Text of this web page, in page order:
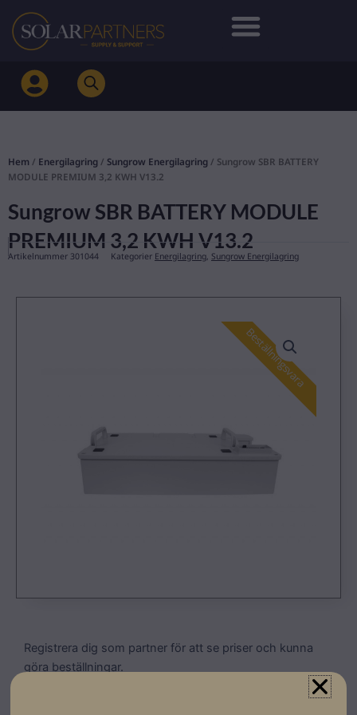
Hoppa
innehåll
Hem / Energilagring / Sungrow Energilagring / Sungrow SBR BATTERY
MODULE PREMIUM 3,2 KWH V13.2
Sungrow SBR BATTERY MODULE
PREMIUM 3,2 KWH V13.2
Artikelnummer 301044 Kategorier Energilagring, Sungrow Energilagring
Beställningsvara
Registrera dig som partner för att se priser och kunna
göra beställningar.